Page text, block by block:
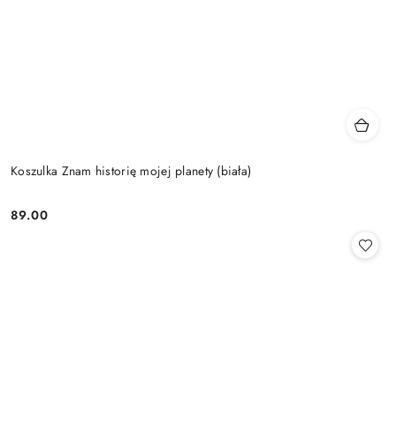
Koszulka Znam historię mojej planety (biała)
Cena:
89.00